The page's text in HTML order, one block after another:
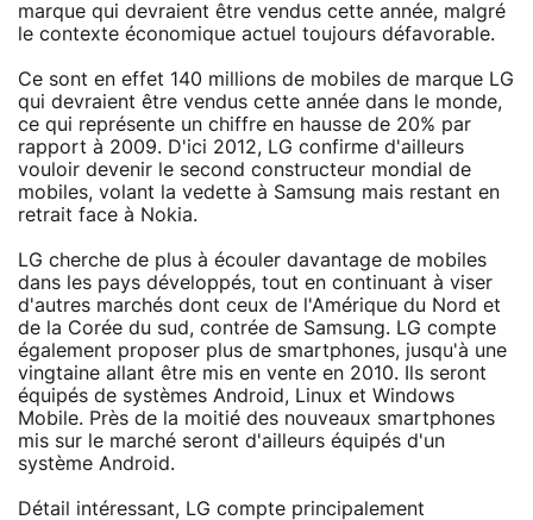
marque qui devraient être vendus cette année, malgré
le contexte économique actuel toujours défavorable.
Ce sont en effet 140 millions de mobiles de marque LG
qui devraient être vendus cette année dans le monde,
ce qui représente un chiffre en hausse de 20% par
rapport à 2009. D'ici 2012, LG confirme d'ailleurs
vouloir devenir le second constructeur mondial de
mobiles, volant la vedette à Samsung mais restant en
retrait face à Nokia.
LG cherche de plus à écouler davantage de mobiles
dans les pays développés, tout en continuant à viser
d'autres marchés dont ceux de l'Amérique du Nord et
de la Corée du sud, contrée de Samsung. LG compte
également proposer plus de smartphones, jusqu'à une
vingtaine allant être mis en vente en 2010. Ils seront
équipés de systèmes Android, Linux et Windows
Mobile. Près de la moitié des nouveaux smartphones
mis sur le marché seront d'ailleurs équipés d'un
système Android.
Détail intéressant, LG compte principalement